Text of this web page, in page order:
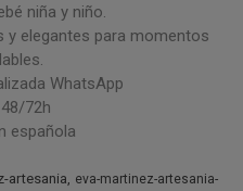
niña y niño.
y elegantes para momentos
WhatsApp
72h
española
artesania
eva-martinez-artesania-